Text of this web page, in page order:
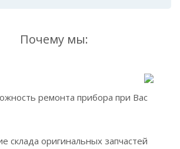
Почему мы:
ремонта прибора при Вас
склада оригинальных запчастей